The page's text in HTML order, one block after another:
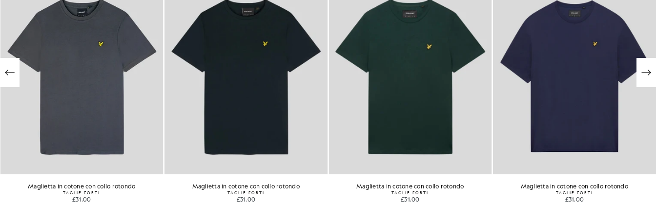
Maglietta in cotone con collo rotondo
TAGLIE FORTI
£31.00
Maglietta in cotone con collo rotondo
TAGLIE FORTI
£31.00
Maglietta in cotone con collo rotondo
TAGLIE FORTI
£31.00
Maglietta in cotone con collo rotondo
TAGLIE FORTI
£31.00